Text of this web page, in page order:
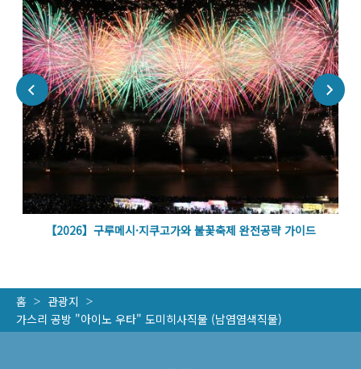
【2026】구루메시·지쿠고가와 불꽃축제 완전공략 가이드
홈
관광지
가스리 공방 "아이노 우타" 도미히사직물 (남염염색직물)